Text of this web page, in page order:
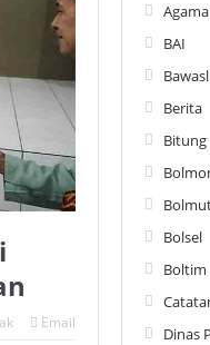
Email
Agama
BAI
Berita
Bitung
Bolsel
Boltim
Dinas